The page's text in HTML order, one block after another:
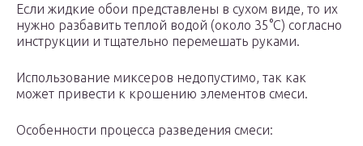
Если жидкие обои представлены в сухом виде, то их
нужно разбавить теплой водой (около 35°С) согласно
инструкции и тщательно перемешать руками.
Использование миксеров недопустимо, так как
может привести к крошению элементов смеси.
Особенности процесса разведения смеси: